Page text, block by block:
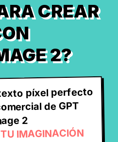
CREAR
2?
píxel perfecto
de GPT
2
IMAGINACIÓN